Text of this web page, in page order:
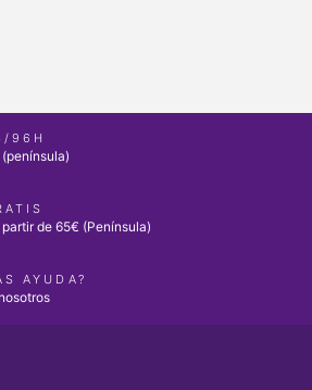
96H
de 65€ (Península)
AYUDA?